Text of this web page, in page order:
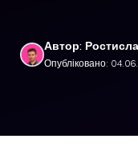
Автор:
Опубліковано: